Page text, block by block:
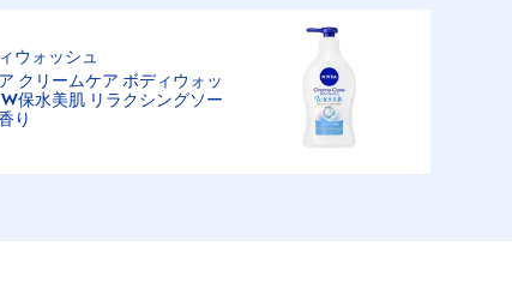
ウォッシュ
クリームケア ボディウォッ
保水美肌 リラクシングソー
り